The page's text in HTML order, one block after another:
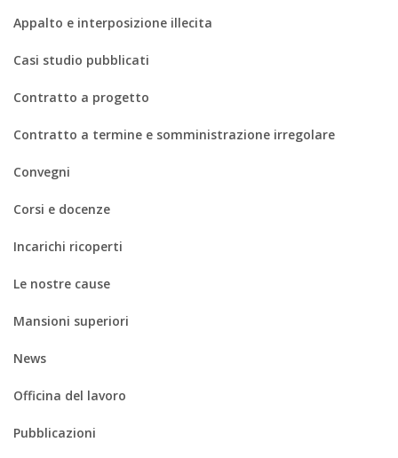
Appalto e interposizione illecita
Casi studio pubblicati
Contratto a progetto
Contratto a termine e somministrazione irregolare
Convegni
Corsi e docenze
Incarichi ricoperti
Le nostre cause
Mansioni superiori
News
Officina del lavoro
Pubblicazioni